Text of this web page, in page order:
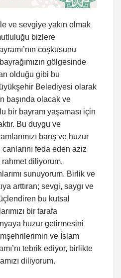
ve sevgiye yakın olmak
bizlere
coşkusunu
gölgesinde
olduğu gibi bu
Belediyesi olarak
başında olacak ve
bir bayram yaşaması için
Bu duygu ve
barış ve huzur
feda eden aziz
diliyorum,
sunuyorum. Birlik ve
arttıran; sevgi, saygı ve
bu kutsal
bir tarafa
huzur getirmesini
ve İslam
tebrik ediyor, birlikte
diliyorum.